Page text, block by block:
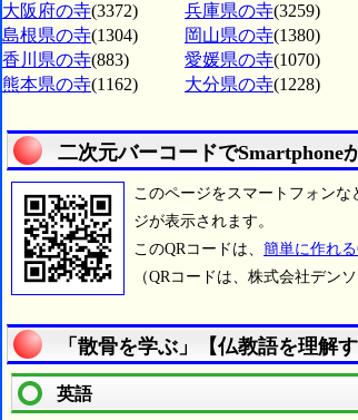
大阪府の寺(3372) 兵庫県の寺(3259)
島根県の寺(1304) 岡山県の寺(1380)
香川県の寺(883) 愛媛県の寺(1070)
熊本県の寺(1162) 大分県の寺(1228)
二次元バーコードでSmartphone
このページをスマートフォン
ジが表示されます。
このQRコードは、 簡単に作れ
（QRコードは、株式会社デン
「散骨を学ぶ」【仏教語を理解す
英語